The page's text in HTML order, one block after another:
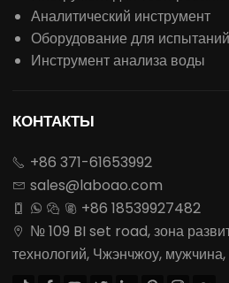
Аналитический инструмент
Оборудование для
Инструмент анализа воды
КОНТАКТЫ
 +86 371-61653992
 sales@laboao.com
    +86 18539927482

№ 109 BI set road, зона
технологий, Чжэнчжоу, мужчина,